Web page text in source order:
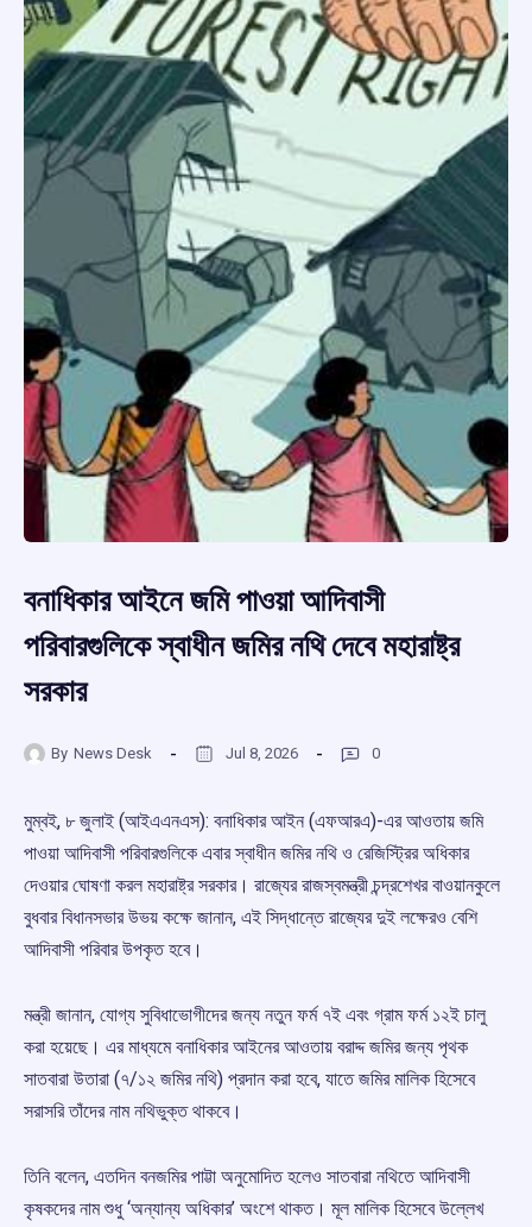
বনাধিকার আইনে জমি পাওয়া আদিবাসী
পরিবারগুলিকে স্বাধীন জমির নথি দেবে মহারাষ্ট্র
সরকার
By News Desk Jul 8, 2026 0
মুম্বই, ৮ জুলাই (আইএএনএস): বনাধিকার আইন (এফআরএ)-এর আওতায় জমি
পাওয়া আদিবাসী পরিবারগুলিকে এবার স্বাধীন জমির নথি ও রেজিস্ট্রির অধিকার
দেওয়ার ঘোষণা করল মহারাষ্ট্র সরকার। রাজ্যের রাজস্বমন্ত্রী চন্দ্রশেখর বাওয়ানকুলে
বুধবার বিধানসভার উভয় কক্ষে জানান, এই সিদ্ধান্তে রাজ্যের দুই লক্ষেরও বেশি
আদিবাসী পরিবার উপকৃত হবে।
মন্ত্রী জানান, যোগ্য সুবিধাভোগীদের জন্য নতুন ফর্ম ৭ই এবং গ্রাম ফর্ম ১২ই চালু
করা হয়েছে। এর মাধ্যমে বনাধিকার আইনের আওতায় বরাদ্দ জমির জন্য পৃথক
সাতবারা উতারা (৭/১২ জমির নথি) প্রদান করা হবে, যাতে জমির মালিক হিসেবে
সরাসরি তাঁদের নাম নথিভুক্ত থাকবে।
তিনি বলেন, এতদিন বনজমির পাট্টা অনুমোদিত হলেও সাতবারা নথিতে আদিবাসী
কৃষকদের নাম শুধু ‘অন্যান্য অধিকার’ অংশে থাকত। মূল মালিক হিসেবে উল্লেখ